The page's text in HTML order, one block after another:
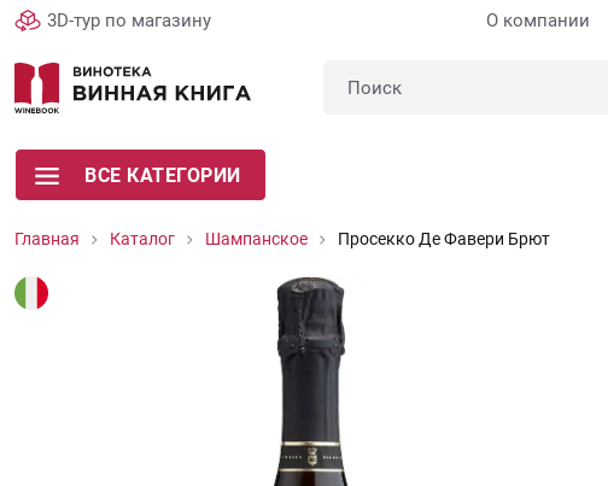
3D-тур по магазину О компании
ВСЕ КАТЕГОРИИ
Главная Каталог Шампанское Просекко Де Фавери Брют